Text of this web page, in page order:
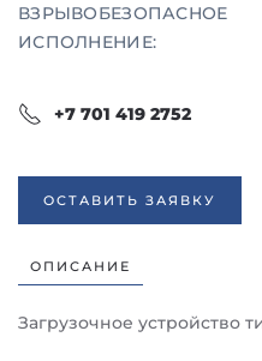
ВЗРЫВОБЕЗОПАСНОЕ
ИСПОЛНЕНИЕ:
+7 701 419 2752
ОСТАВИТЬ ЗАЯВКУ
ОПИСАНИЕ
Загрузочное устройство